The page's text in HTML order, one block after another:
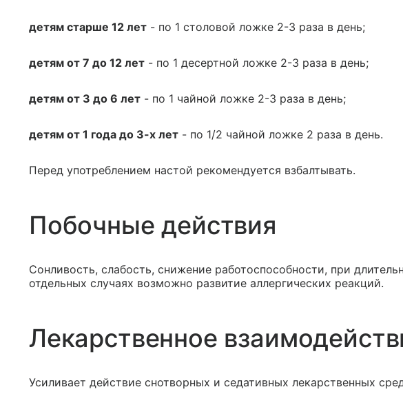
детям старше 12 лет - по 1 столовой ложке 2-3 раза в день;
детям от 7 до 12 лет - по 1 десертной ложке 2-3 раза в день;
детям от 3 до 6 лет - по 1 чайной ложке 2-3 раза в день;
детям от 1 года до 3-х лет - по 1/2 чайной ложке 2 раза в день.
Перед употреблением настой рекомендуется взбалтывать.
Побочные действия
Сонливость, слабость, снижение работоспособности, при
отдельных случаях возможно развитие аллергических реакций.
Лекарственное
Усиливает действие снотворных и седативных лекарственных